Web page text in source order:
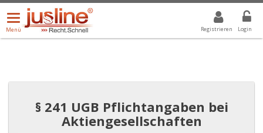
Registrieren Login
Menü
öffnen/schließen
Menü
ALLE DROPDOWN: GEWÄHLTER WERT IST ALLE
§ 241 UGB Pflichtangaben bei
Aktiengesellschaften